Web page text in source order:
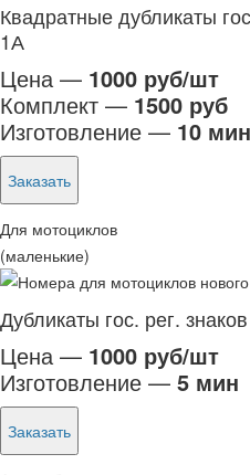
Квадратные дубликаты
1А
Цена — 1000 руб/шт
Комплект — 1500 руб
Изготовление — 10 мин
Заказать
Для мотоциклов
(маленькие)
Дубликаты гос. рег.
Цена — 1000 руб/шт
Изготовление — 5 мин
Заказать